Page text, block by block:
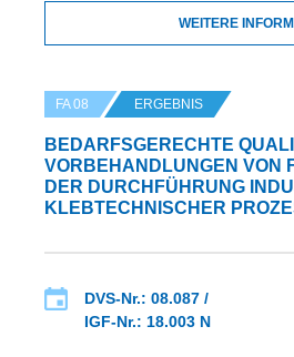
WEITERE
FA 08 ERGEBNIS
BEDARFSGERECHTE
VORBEHANDLUNGEN VON
DER DURCHFÜHRUNG
KLEBTECHNISCHER
DVS-Nr.: 08.087 /
IGF-Nr.: 18.003 N